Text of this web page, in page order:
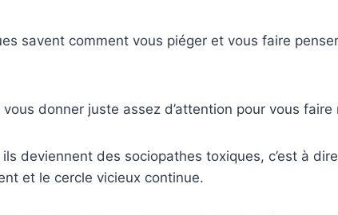
savent comment vous piéger et vous faire
donner juste assez d’attention pour vous faire
deviennent des sociopathes toxiques, c’est à
et le cercle vicieux continue.